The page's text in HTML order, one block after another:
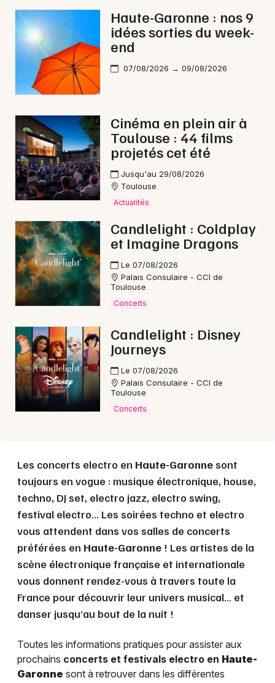
Haute-Garonne : nos 9
idées sorties du week-
end
07/08/2026 → 09/08/2026
Cinéma en plein air à
Toulouse : 44 films
projetés cet été
Jusqu'au 29/08/2026
Toulouse
Actualités
Candlelight : Coldplay
et Imagine Dragons
Le 07/08/2026
Palais Consulaire - CCI de
Toulouse
Concerts
Candlelight : Disney
Journeys
Le 07/08/2026
Palais Consulaire - CCI de
Toulouse
Concerts
Les concerts electro en Haute-Garonnesont
toujours en vogue : musique électronique, house,
techno, DJ set, electro jazz, electro swing,
festival electro... Les soirées techno et electro
vous attendent dans vos salles de concerts
préférées en Haute-Garonne ! Les artistes de la
scène électronique française et internationale
vous donnent rendez-vous à travers toute la
France pour découvrir leur univers musical… et
danser jusqu’au bout de la nuit !
Toutes les informations pratiques pour assister aux
prochains concerts et festivals electro en Haute-
Garonne sont à retrouver dans les différentes